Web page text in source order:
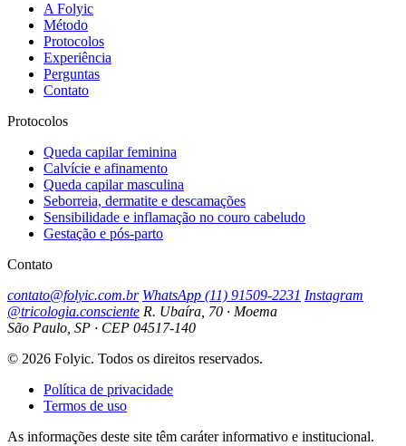
A Folyic
Método
Protocolos
Experiência
Perguntas
Contato
Protocolos
Queda capilar feminina
Calvície e afinamento
Queda capilar masculina
Seborreia, dermatite e descamações
Sensibilidade e inflamação no couro cabeludo
Gestação e pós-parto
Contato
contato@folyic.com.br WhatsApp (11) 91509-2231 Instagram
@tricologia.consciente R. Ubaíra, 70 · Moema
São Paulo, SP · CEP 04517-140
© 2026 Folyic. Todos os direitos reservados.
Política de privacidade
Termos de uso
As informações deste site têm caráter informativo e institucional.